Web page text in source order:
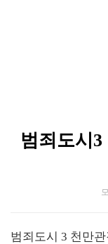
범죄도시
범죄도시 3 천만